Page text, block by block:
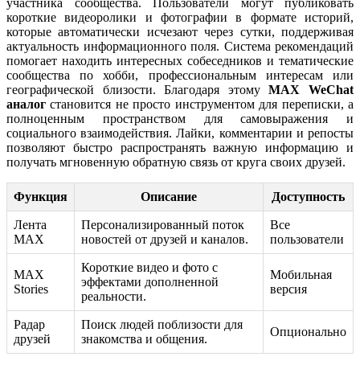
участника сообщества. Пользователи могут публиковать
короткие видеоролики и фотографии в формате историй,
которые автоматически исчезают через сутки, поддерживая
актуальность информационного поля. Система рекомендаций
помогает находить интересных собеседников и тематические
сообщества по хобби, профессиональным интересам или
географической близости. Благодаря этомуMAX WeChat
аналог становится не просто инструментом для переписки, а
полноценным пространством для самовыражения и
социального взаимодействия. Лайки, комментарии и репосты
позволяют быстро распространять важную информацию и
получать мгновенную обратную связь от круга своих друзей.
Функция Описание Доступность
Лента
MAX
Персонализированный поток
новостей от друзей и каналов.
Все
пользователи
MAX
Stories
Короткие видео и фото с
эффектами дополненной
реальности.
Мобильная
версия
Радар
друзей
Поиск людей поблизости для
знакомства и общения.
Опционально